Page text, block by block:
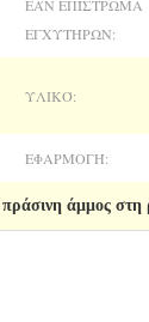
ΕΆΝ ΕΠΊΣΤΡΩΜΑ
ΕΓΧΥΤΉΡΩΝ:
ΥΛΙΚΌ:
ΕΦΑΡΜΟΓΉ:
πράσινη άμμος στη